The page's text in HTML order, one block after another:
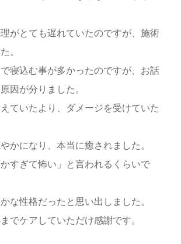
がとても遅れていたのですが、施術
。
寝込む事が多かったのですが、お話
因が分りました。
ていたより、ダメージを受けていた
かになり、本当に癒されました。
すぎて怖い」と言われるくらいで
な性格だったと思い出しました。
でケアしていただけ感謝です。